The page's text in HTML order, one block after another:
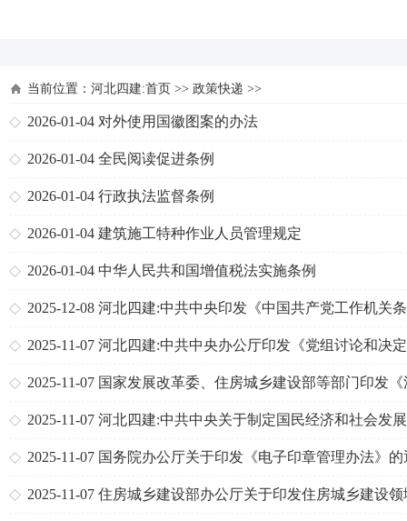
当前位置： 河北四建:首页 >> 政策快递 >>
2026-01-04 对外使用国徽图案的办法
2026-01-04 全民阅读促进条例
2026-01-04 行政执法监督条例
2026-01-04 建筑施工特种作业人员管理规定
2026-01-04 中华人民共和国增值税法实施条例
2025-12-08 河北四建:中共中央印发《中国共产党工作机关条
例》
2025-11-07 河北四建:中共中央办公厅印发《党组讨论和决
员处分事项工作程序规定》
2025-11-07 国家发展改革委、住房城乡建设部等部门印发《
智慧城市发展推进全域数字化转型行动计划》
2025-11-07 河北四建:中共中央关于制定国民经济和社会发
十五个五年规划的建议
2025-11-07 国务院办公厅关于印发《电子印章管理办法》的
2025-11-07 住房城乡建设部办公厅关于印发住房城乡建设领